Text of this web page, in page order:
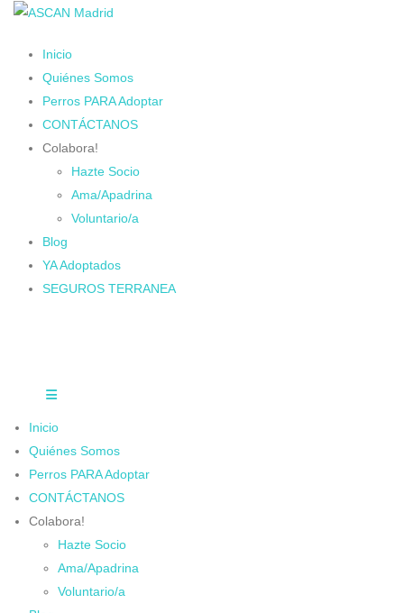
Inicio
Quiénes Somos
Perros PARA Adoptar
CONTÁCTANOS
Colabora!
Hazte Socio
Ama/Apadrina
Voluntario/a
Blog
YA Adoptados
SEGUROS TERRANEA
Inicio
Quiénes Somos
Perros PARA Adoptar
CONTÁCTANOS
Colabora!
Hazte Socio
Ama/Apadrina
Voluntario/a